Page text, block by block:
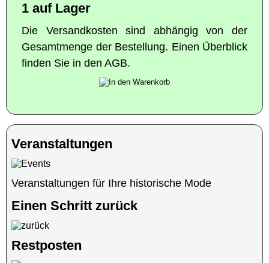
1 auf Lager
Die Versandkosten sind abhängig von der
Gesamtmenge der Bestellung. Einen Überblick
finden Sie in den AGB.
Veranstaltungen
Veranstaltungen für Ihre historische Mode
Einen Schritt zurück
Restposten